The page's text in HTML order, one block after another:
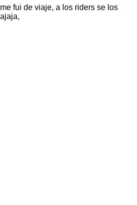
fui de viaje, a los riders se los